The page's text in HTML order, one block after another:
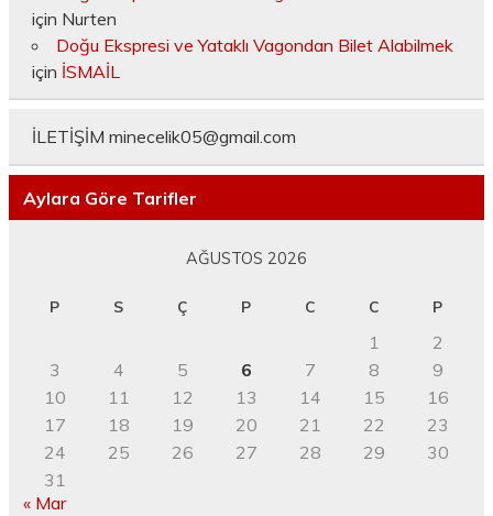
için Nurten
Doğu Ekspresi ve Yataklı Vagondan Bilet Alabilmek
için İSMAİL
İLETİŞİM minecelik05@gmail.com
Aylara Göre Tarifler
AĞUSTOS 2026
P S Ç P C C P
1
2
3
4 5 6 7 8
9
10
11 12 13 14 15
16
17
18 19 20 21 22
23
24
25 26 27 28 29
30
31
« Mar